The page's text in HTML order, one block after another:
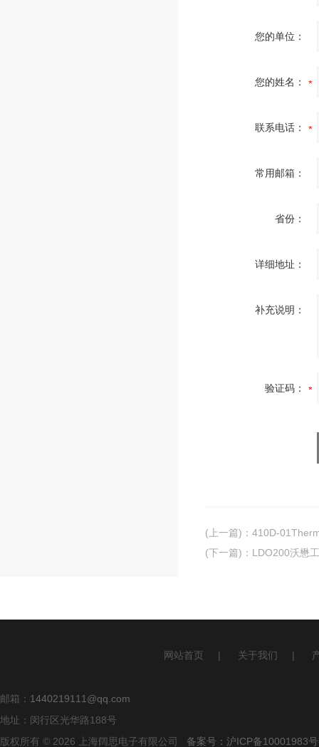
您的单位：
您的姓名：
联系电话：
常用邮箱：
省份：
详细地址：
补充说明：
验证码：
(上一篇) ： 410D-
(下一篇) ： LDO200沃懋
网站首页 | 关于我们 |
邮箱： 1440219111@qq.com
地址：闵行区光华路188号
版权所有 © 2026 上海阔思电子有限公司 备案号：沪ICP备10001983